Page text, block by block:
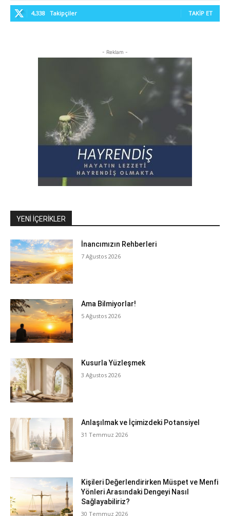
4,338 Takipçiler TAKIP ET
- Reklam -
YENI İÇERIKLER
İnancımızın Rehberleri
7 Ağustos 2026
Ama Bilmiyorlar!
5 Ağustos 2026
Kusurla Yüzleşmek
3 Ağustos 2026
Anlaşılmak ve İçimizdeki Potansiyel
31 Temmuz 2026
Kişileri Değerlendirirken Müspet ve Menfi
Yönleri Arasındaki Dengeyi Nasıl
Sağlayabiliriz?
30 Temmuz 2026